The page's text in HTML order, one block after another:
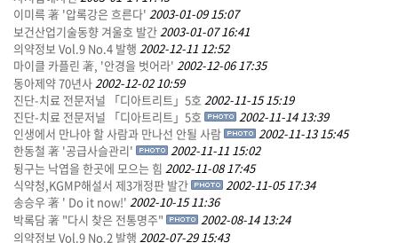
이미륵 著 '압록강은 흐른다' 2003-01-09 15:07
보건산업기술동향 겨울호 발간2003-01-07 16:41
의약정보 Vol.9 No.4 발행 2002-12-11 12:52
마이클 카플린 著, '안경을 벗어라' 2002-12-06 17:35
동아제약 70년사2002-12-02 10:59
진단-치료 전문저널 「디아트리트」5호 2002-11-15 15:19
진단-치료 전문저널 「디아트리트」5호
2002-11-14 13:39
인생에서 만나야 할 사람과 만나선 안될 사람
2002-11-13 15:45
한동철 著 '공급사슬관리'
2002-11-11 15:02
뒹구는 낙엽을 한곳에 모으는 힘 2002-11-08 17:45
식약청,KGMP해설서 제3개정판 발간
2002-11-05 17:34
송승우 著 ' Do it now!' 2002-10-15 11:36
박록담 著 "다시 찾은 전통명주"
2002-08-14 13:24
의약정보 Vol.9 No.2 발행 2002-07-29 15:43